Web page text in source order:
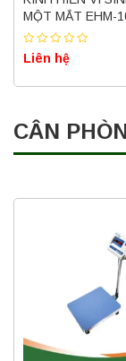
MỘT MẮT EHM-
Liên hệ
CÂN